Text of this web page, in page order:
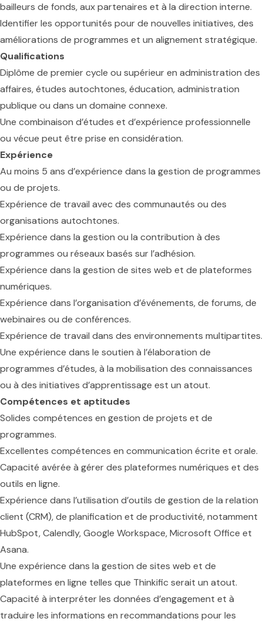
bailleurs de fonds, aux partenaires et à la direction interne.
Identifier les opportunités pour de nouvelles initiatives, des
améliorations de programmes et un alignement stratégique.
Qualifications
Diplôme de premier cycle ou supérieur en administration des
affaires, études autochtones, éducation, administration
publique ou dans un domaine connexe.
Une combinaison d’études et d’expérience professionnelle
ou vécue peut être prise en considération.
Expérience
Au moins 5 ans d’expérience dans la gestion de programmes
ou de projets.
Expérience de travail avec des communautés ou des
organisations autochtones.
Expérience dans la gestion ou la contribution à des
programmes ou réseaux basés sur l’adhésion.
Expérience dans la gestion de sites web et de plateformes
numériques.
Expérience dans l’organisation d’événements, de forums, de
webinaires ou de conférences.
Expérience de travail dans des environnements multipartites.
Une expérience dans le soutien à l’élaboration de
programmes d’études, à la mobilisation des connaissances
ou à des initiatives d’apprentissage est un atout.
Compétences et aptitudes
Solides compétences en gestion de projets et de
programmes.
Excellentes compétences en communication écrite et orale.
Capacité avérée à gérer des plateformes numériques et des
outils en ligne.
Expérience dans l’utilisation d’outils de gestion de la relation
client (CRM), de planification et de productivité, notamment
HubSpot, Calendly, Google Workspace, Microsoft Office et
Asana.
Une expérience dans la gestion de sites web et de
plateformes en ligne telles que Thinkific serait un atout.
Capacité à interpréter les données d’engagement et à
traduire les informations en recommandations pour les